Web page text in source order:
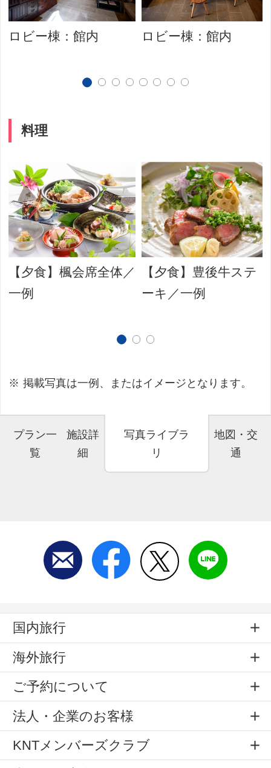
ロビー棟：館内 ロビー棟：館内
料理
【夕食】楓会席全体／
一例
【夕食】豊後牛ステ
ーキ／一例
掲載写真は一例、またはイメージとなります。
プラン一
覧
施設詳
細
写真ライブラ
リ
地図・交
通
国内旅行
海外旅行
ご予約について
法人・企業のお客様
KNTメンバーズクラブ